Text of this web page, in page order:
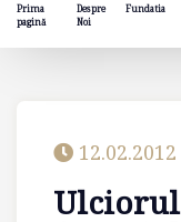
Prima
pagină
Despre
Noi
Fundatia
Ulciorul